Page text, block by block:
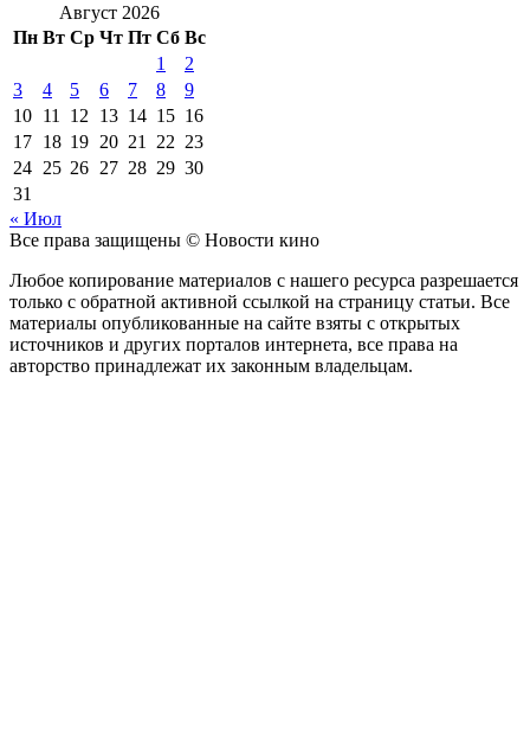
Август 2026
Пн Вт Ср Чт Пт Сб Вс
1
2
3
4 5 6 7 8
9
10 11 12 13 14 15 16
17 18 19 20 21 22 23
24 25 26 27 28 29 30
31
« Июл
Все права защищены © Новости кино
Любое копирование материалов с нашего ресурса разрешается
только с обратной активной ссылкой на страницу статьи. Все
материалы опубликованные на сайте взяты с открытых
источников и других порталов интернета, все права на
авторство принадлежат их законным владельцам.